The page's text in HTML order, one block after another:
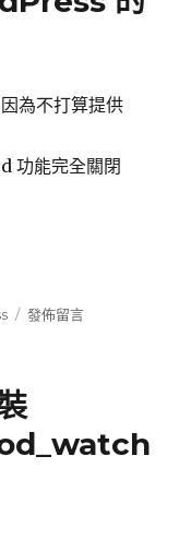
Facebook
臉
的
為不打算提供
功能完全關閉
在
停
用
發佈留言